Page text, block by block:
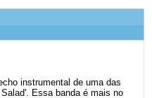
instrumental de uma das
Essa banda é mais no